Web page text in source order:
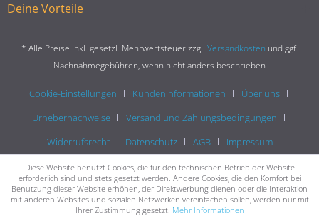
Deine Vorteile
* Alle Preise inkl. gesetzl. Mehrwertsteuer zzgl. Versandkosten und ggf.
Nachnahmegebühren, wenn nicht anders beschrieben
Cookie-Einstellungen Kundeninformationen
Über uns
Urhebernachweise
Versand und Zahlungsbedingungen
Widerrufsrecht
Datenschutz AGB Impressum
Diese Website benutzt Cookies, die für den technischen Betrieb der Website
erforderlich sind und stets gesetzt werden. Andere Cookies, die den Komfort bei
Benutzung dieser Website erhöhen, der Direktwerbung dienen oder die Interaktion
mit anderen Websites und sozialen Netzwerken vereinfachen sollen, werden nur mit
Ihrer Zustimmung gesetzt. Mehr Informationen